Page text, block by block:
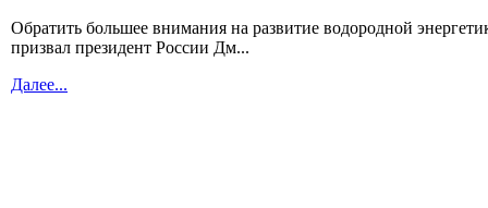
Обратить большее внимания на развитие водородной
призвал президент России Дм...
Далее...